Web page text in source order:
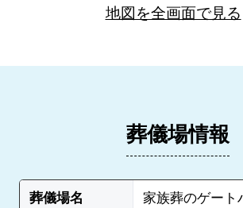
地図を全画面で見る
葬儀場情報
葬儀場名
家族葬のゲート